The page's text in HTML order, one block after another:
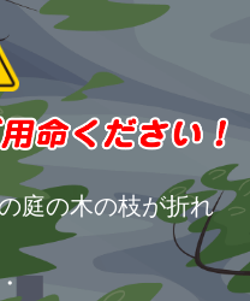
庭の木の枝が折れ